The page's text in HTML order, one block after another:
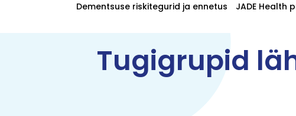
Dementsuse riskitegurid ja ennetus
JADE Health
Tugigrupid